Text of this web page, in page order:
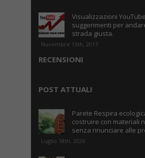
Visualizzazioni
suggerimenti per
strada giusta.
Novembre 13th, 2017
RECENSIONI
POST ATTUALI
Parete Respira
costruire con materiali
senza rinunciare alle
Luglio 18th, 2026